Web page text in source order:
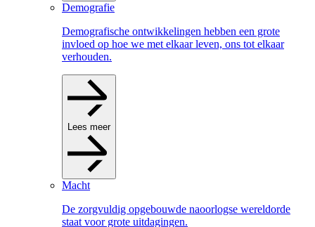
Demografie
Demografische ontwikkelingen hebben een grote
invloed op hoe we met elkaar leven, ons tot elkaar
verhouden.
Lees meer
Macht
De zorgvuldig opgebouwde naoorlogse wereldorde
staat voor grote uitdagingen.